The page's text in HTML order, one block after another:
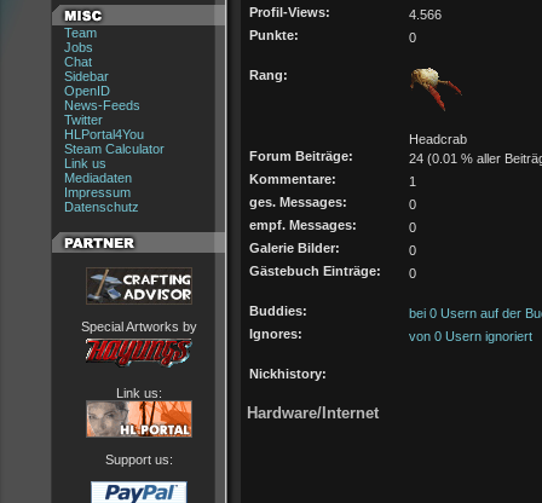
Team
Jobs
Chat
Sidebar
OpenID
News-Feeds
Twitter
HLPortal4You
Steam Calculator
Link us
Mediadaten
Impressum
Datenschutz
Special Artworks by
Link us:
Support us:
Profil-Views:
4.566
Punkte:
0
Rang:
Headcrab
Forum Beiträge:
24 (0.01 % aller
Kommentare:
1
ges. Messages:
0
empf. Messages:
0
Galerie Bilder:
0
Gästebuch Einträge:
0
Buddies:
bei 0 Usern auf der
Ignores:
von 0 Usern ignoriert
Nickhistory:
Hardware/Internet